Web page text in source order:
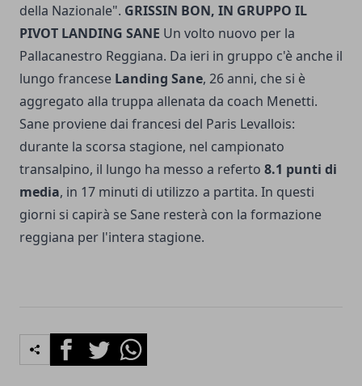
della Nazionale". GRISSIN BON, IN GRUPPO IL
PIVOT LANDING SANE Un volto nuovo per la
Pallacanestro Reggiana. Da ieri in gruppo c'è anche il
lungo francese Landing Sane, 26 anni, che si è
aggregato alla truppa allenata da coach Menetti.
Sane proviene dai francesi del Paris Levallois:
durante la scorsa stagione, nel campionato
transalpino, il lungo ha messo a referto 8.1 punti di
media, in 17 minuti di utilizzo a partita. In questi
giorni si capirà se Sane resterà con la formazione
reggiana per l'intera stagione.
FacebookTwitterWhatsapp